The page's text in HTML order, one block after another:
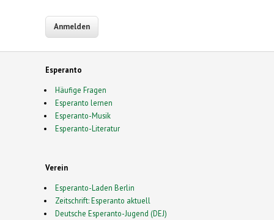
Esperanto
Häufige Fragen
Esperanto lernen
Esperanto-Musik
Esperanto-Literatur
Verein
Esperanto-Laden Berlin
Zeitschrift: Esperanto aktuell
Deutsche Esperanto-Jugend (DEJ)